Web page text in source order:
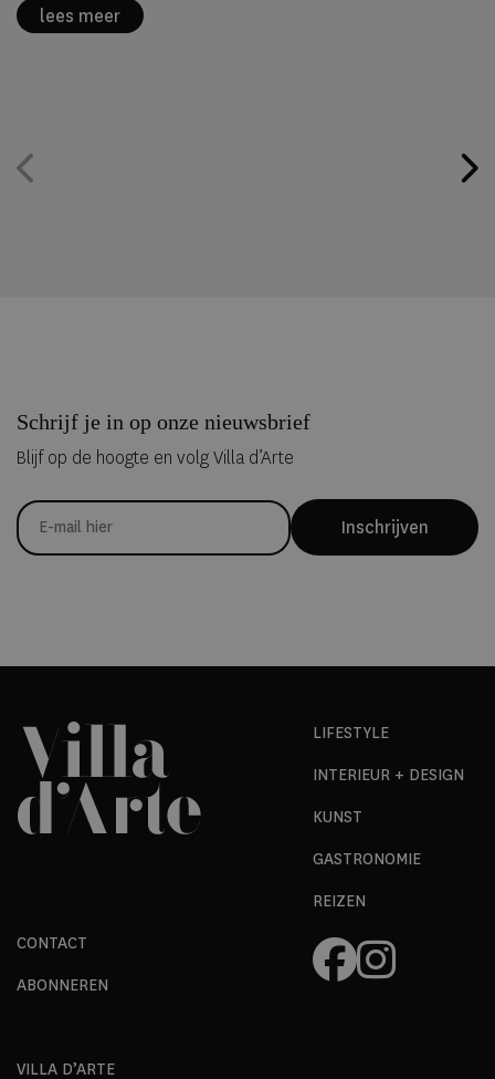
biodiversiteit.
lees meer
Schrijf je in op onze nieuwsbrief
Blijf op de hoogte en volg Villa d’Arte
Inschrijven
LIFESTYLE
INTERIEUR + DESIGN
KUNST
GASTRONOMIE
REIZEN
CONTACT
ABONNEREN
VILLA D’ARTE